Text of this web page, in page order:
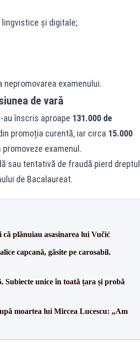
și digitale;
examenului.
de vară
au înscris aproape 131.000 de
promoția curentă, iar circa 15.000
examenul.
sau tentativă de fraudă pierd dreptul
de Bacalaureat.
plănuiau asasinarea lui Vučić
capcană, găsite pe carosabil.
Subiecte unice în toată țara și probă
moartea lui Mircea Lucescu: „Am